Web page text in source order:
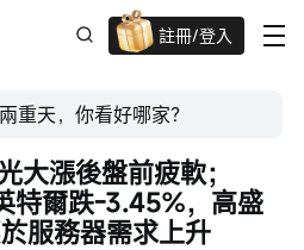
註冊/登入
迎新驚喜賞 股票/BTC等任你揀!
重天，你看好哪家？
大漲後盤前疲軟；
特爾跌-3.45%，高盛
服務器需求上升